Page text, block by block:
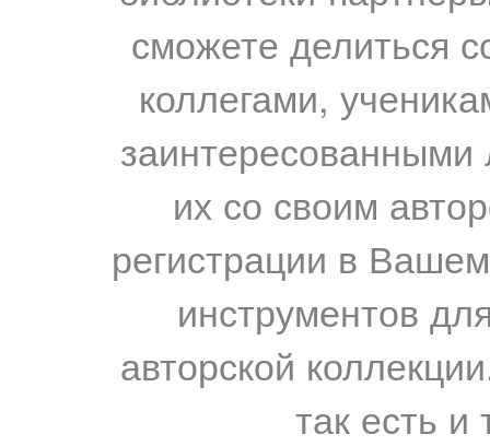
сможете делиться
коллегами,
их со своим
регистрации в
инструментов
авторской
так есть и